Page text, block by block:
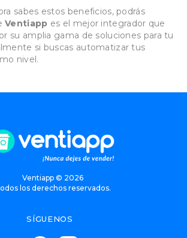
sabes estos beneficios, podrás
Ventiapp es el mejor integrador que
su amplia gama de soluciones para tu
si buscas automatizar tus
nivel.
Ventiapp © 2026
los derechos reservados.
SÍGUENOS